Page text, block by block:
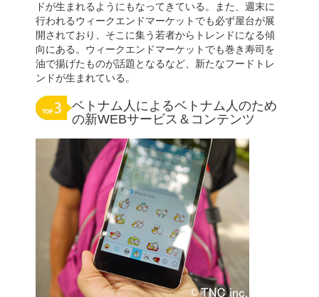
ドが生まれるようにもなってきている。また、週末に
行われるウィークエンドマーケットでも必ず屋台が展
開されており、そこに集う若者からトレンドになる傾
向にある。ウィークエンドマーケットでも巻き寿司を
油で揚げたものが話題となるなど、新たなフードトレ
ンドが生まれている。
ベトナム人によるベトナム人のため
の新WEBサービス＆コンテンツ